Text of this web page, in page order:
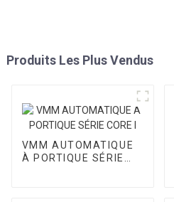
Produits Les Plus Vendus
VMM AUTOMATIQUE
À PORTIQUE SÉRIE